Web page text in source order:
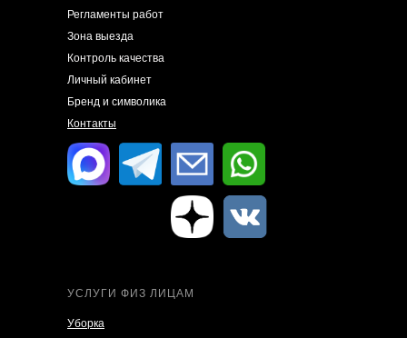
Регламенты работ
Зона выезда
Контроль качества
Личный кабинет
Бренд и символика
Контакты
УСЛУГИ ФИЗ ЛИЦАМ
Уборка